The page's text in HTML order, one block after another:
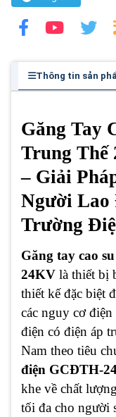
Thông tin sản
Găng Tay
Trung
– Giải
Người Lao
Trường
Găng tay cao
24KV là thiết bị
thiết kế đặc biệt
các nguy cơ
điện có điện áp
Nam theo tiêu
điện GCĐTH-
khe về chất
tối đa cho người